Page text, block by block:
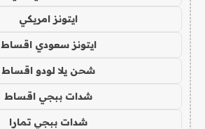
ايتونز امريكي
ايتونز سعودي اقساط
شحن يلا لودو اقساط
شدات ببجي اقساط
شدات ببجي تمارا